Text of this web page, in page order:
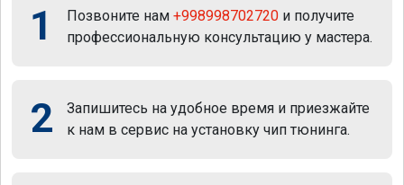
1 Позвоните нам +998998702720 и получите
профессиональную консультацию у мастера.
2
Запишитесь на удобное время и приезжайте
к нам в сервис на установку чип тюнинга.